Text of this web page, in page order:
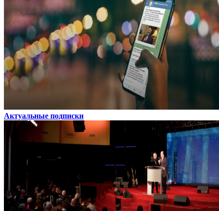
Актуальные подписки